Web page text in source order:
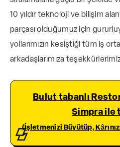
10 yıldır teknoloji ve bilişim
parçası olduğumuz için
yollarımızın kesiştiği tüm iş
arkadaşlarımıza
Bulut tabanlı
Simpra ile
(İşletmenizi Büyütüp,